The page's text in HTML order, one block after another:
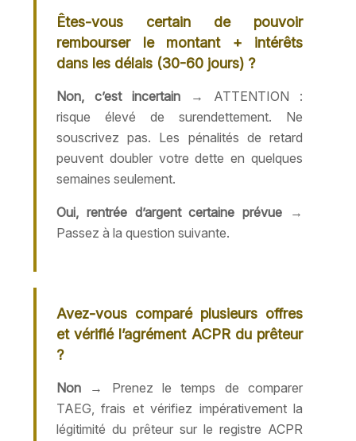
Êtes-vous certain de pouvoir
rembourser le montant + intérêts
dans les délais (30-60 jours) ?
Non, c’est incertain → ATTENTION :
risque élevé de surendettement. Ne
souscrivez pas. Les pénalités de retard
peuvent doubler votre dette en quelques
semaines seulement.
Oui, rentrée d’argent certaine prévue →
Passez à la question suivante.
Avez-vous comparé plusieurs offres
et vérifié l’agrément ACPR du prêteur
?
Non → Prenez le temps de comparer
TAEG, frais et vérifiez impérativement la
légitimité du prêteur sur le registre ACPR